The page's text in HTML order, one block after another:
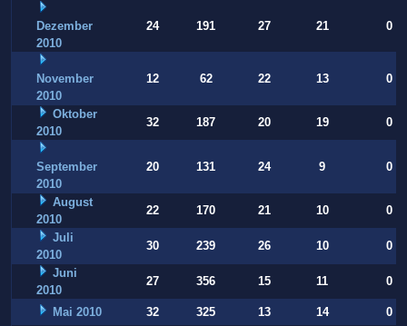
Dezember
2010
24 191 27 21 0
November
2010
12 62 22 13 0
Oktober
2010
32 187 20 19 0
September
2010
20 131 24 9 0
August
2010
22 170 21 10
0
Juli
2010
30 239 26 10
0
Juni
2010
27 356 15 11 0
Mai 2010 32 325 13 14
0